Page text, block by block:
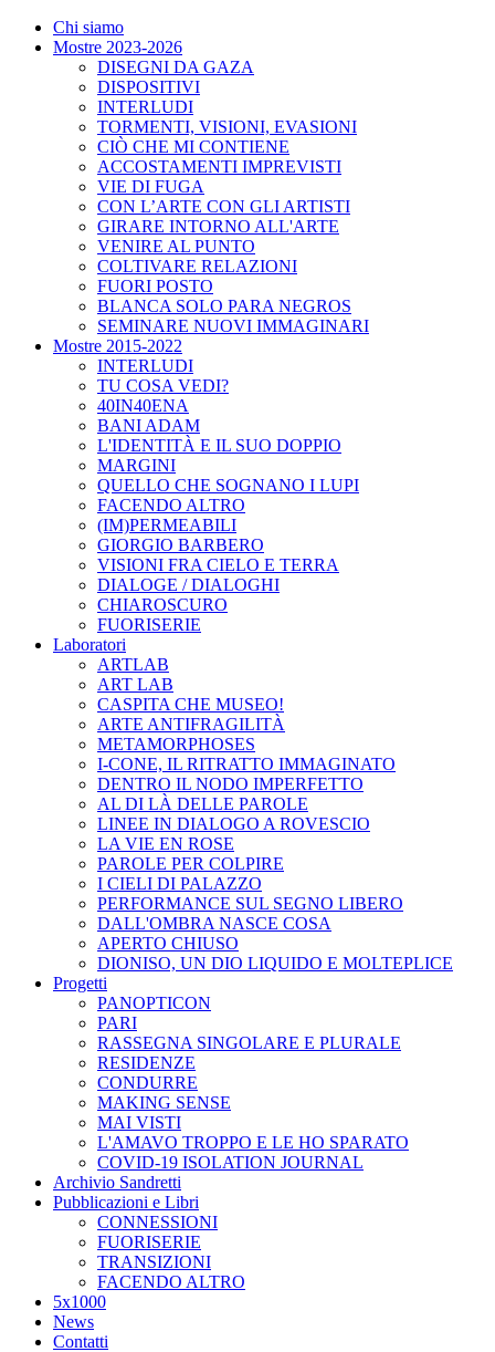
Chi siamo
Mostre 2023-2026
DISEGNI DA GAZA
DISPOSITIVI
INTERLUDI
TORMENTI, VISIONI, EVASIONI
CIÒ CHE MI CONTIENE
ACCOSTAMENTI IMPREVISTI
VIE DI FUGA
CON L’ARTE CON GLI ARTISTI
GIRARE INTORNO ALL'ARTE
VENIRE AL PUNTO
COLTIVARE RELAZIONI
FUORI POSTO
BLANCA SOLO PARA NEGROS
SEMINARE NUOVI IMMAGINARI
Mostre 2015-2022
INTERLUDI
TU COSA VEDI?
40IN40ENA
BANI ADAM
L'IDENTITÀ E IL SUO DOPPIO
MARGINI
QUELLO CHE SOGNANO I LUPI
FACENDO ALTRO
(IM)PERMEABILI
GIORGIO BARBERO
VISIONI FRA CIELO E TERRA
DIALOGE / DIALOGHI
CHIAROSCURO
FUORISERIE
Laboratori
ARTLAB
ART LAB
CASPITA CHE MUSEO!
ARTE ANTIFRAGILITÀ
METAMORPHOSES
I-CONE, IL RITRATTO IMMAGINATO
DENTRO IL NODO IMPERFETTO
AL DI LÀ DELLE PAROLE
LINEE IN DIALOGO A ROVESCIO
LA VIE EN ROSE
PAROLE PER COLPIRE
I CIELI DI PALAZZO
PERFORMANCE SUL SEGNO LIBERO
DALL'OMBRA NASCE COSA
APERTO CHIUSO
DIONISO, UN DIO LIQUIDO E MOLTEPLICE
Progetti
PANOPTICON
PARI
RASSEGNA SINGOLARE E PLURALE
RESIDENZE
CONDURRE
MAKING SENSE
MAI VISTI
L'AMAVO TROPPO E LE HO SPARATO
COVID-19 ISOLATION JOURNAL
Archivio Sandretti
Pubblicazioni e Libri
CONNESSIONI
FUORISERIE
TRANSIZIONI
FACENDO ALTRO
5x1000
News
Contatti